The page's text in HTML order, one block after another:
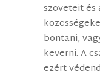
szöveteit
bontani,
keverni. A